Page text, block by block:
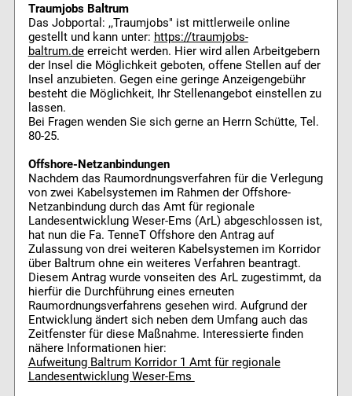
Traumjobs Baltrum
Das Jobportal: ,,Traumjobs" ist mittlerweile online
gestellt und kann unter: https://traumjobs-
baltrum.deerreicht werden. Hier wird allen Arbeitgebern
der Insel die Möglichkeit geboten, offene Stellen auf der
Insel anzubieten. Gegen eine geringe Anzeigengebühr
besteht die Möglichkeit, Ihr Stellenangebot einstellen zu
lassen.
Bei Fragen wenden Sie sich gerne an Herrn Schütte, Tel.
80-25.
Offshore-Netzanbindungen
Nachdem das Raumordnungsverfahren für die Verlegung
von zwei Kabelsystemen im Rahmen der Offshore-
Netzanbindung durch das Amt für regionale
Landesentwicklung Weser-Ems (ArL) abgeschlossen ist,
hat nun die Fa. TenneT Offshore den Antrag auf
Zulassung von drei weiteren Kabelsystemen im Korridor
über Baltrum ohne ein weiteres Verfahren beantragt.
Diesem Antrag wurde vonseiten des ArL zugestimmt, da
hierfür die Durchführung eines erneuten
Raumordnungsverfahrens gesehen wird. Aufgrund der
Entwicklung ändert sich neben dem Umfang auch das
Zeitfenster für diese Maßnahme. Interessierte finden
nähere Informationen hier:
Aufweitung Baltrum Korridor 1 Amt für regionale
Landesentwicklung Weser-Ems